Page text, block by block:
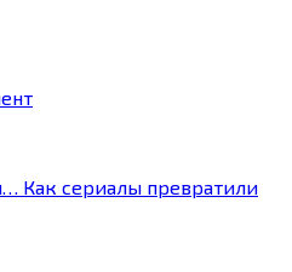
Как сериалы превратили